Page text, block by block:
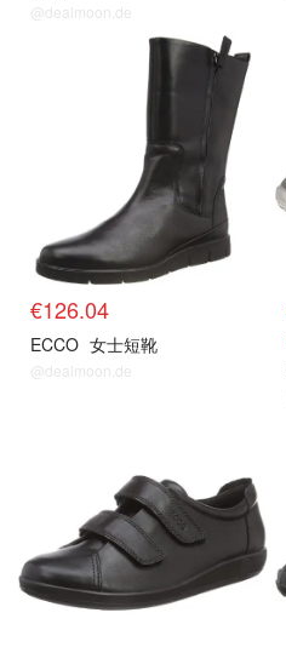
@dealmoon.de
€126.04
ECCO 女士短靴
@dealmoon.de